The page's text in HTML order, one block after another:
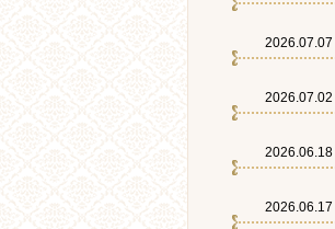
2026.07.07
2026.07.02
2026.06.18
2026.06.17